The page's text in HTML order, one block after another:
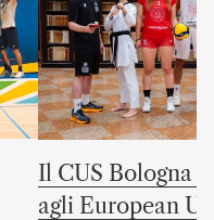
Il CUS Bologna
agli European